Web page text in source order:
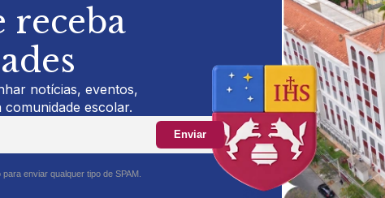
receba
notícias, eventos,
escolar.
Enviar
enviar qualquer tipo de SPAM.